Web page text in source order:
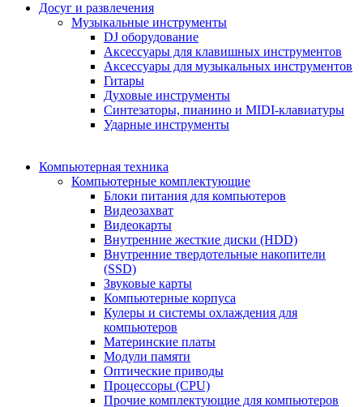
Досуг и развлечения
Музыкальные инструменты
DJ оборудование
Аксессуары для клавишных инструментов
Аксессуары для музыкальных инструментов
Гитары
Духовые инструменты
Синтезаторы, пианино и MIDI-клавиатуры
Ударные инструменты
Компьютерная техника
Компьютерные комплектующие
Блоки питания для компьютеров
Видеозахват
Видеокарты
Внутренние жесткие диски (HDD)
Внутренние твердотельные накопители
(SSD)
Звуковые карты
Компьютерные корпуса
Кулеры и системы охлаждения для
компьютеров
Материнские платы
Модули памяти
Оптические приводы
Процессоры (CPU)
Прочие комплектующие для компьютеров